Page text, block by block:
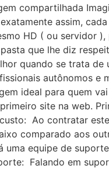
compartilhada
assim,
HD ( ou servidor ),
que lhe diz
quando se trata de
autônomos e
ideal para quem
site na web.
Ao contratar
comparado aos
uma equipe de
Falando em